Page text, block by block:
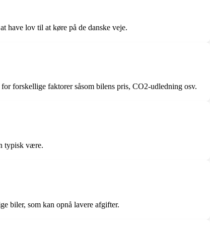
have lov til at køre på de danske veje.
forskellige faktorer såsom bilens pris, CO2-udledning osv.
typisk være.
biler, som kan opnå lavere afgifter.